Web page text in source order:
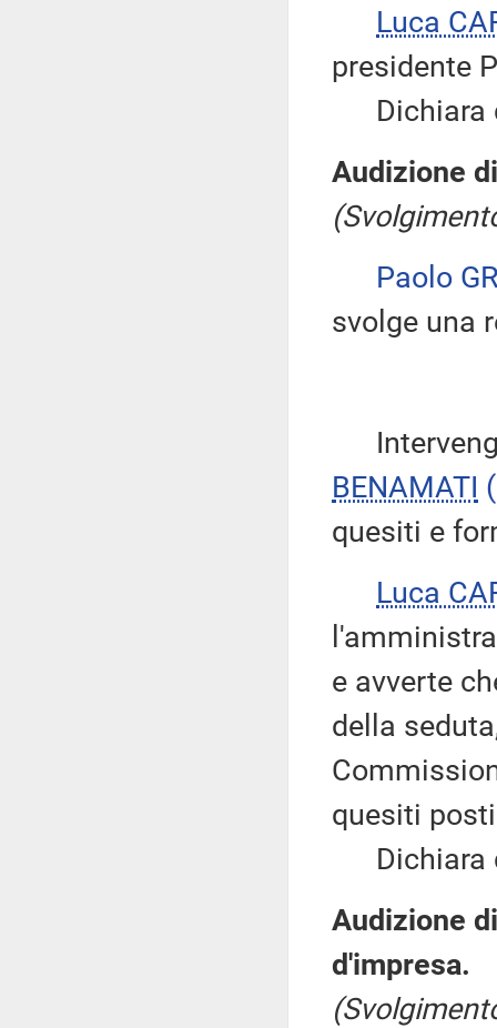
Luca
presidente
Dichiara
Audizione
Paolo
svolge una
BENAMATI
quesiti e
Luca
e avverte
della
quesiti
Dichiara
Audizione
d'impresa.